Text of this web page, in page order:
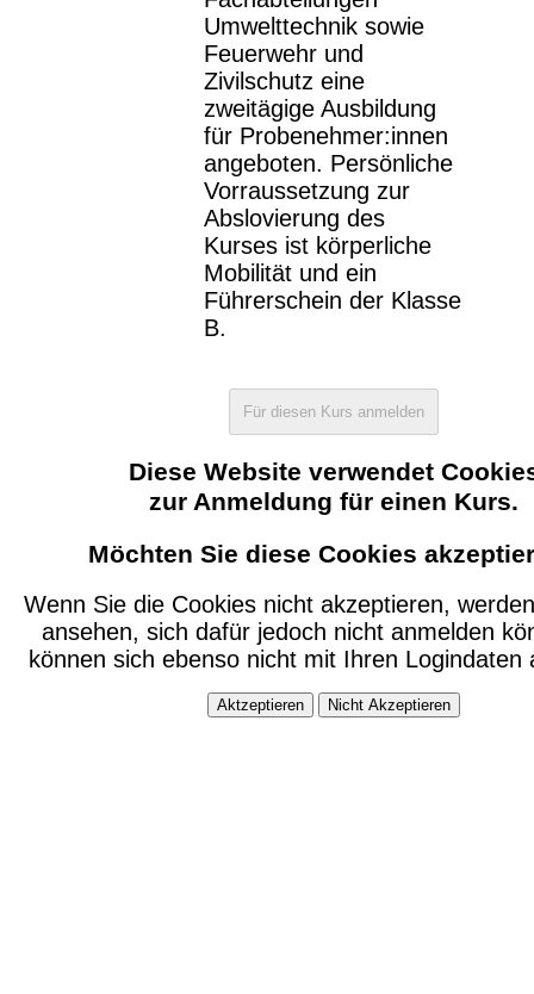
Umwelttechnik sowie
Feuerwehr und
Zivilschutz eine
zweitägige Ausbildung
für Probenehmer:innen
angeboten. Persönliche
Vorraussetzung zur
Abslovierung des
Kurses ist körperliche
Mobilität und ein
Führerschein der Klasse
B.
Diese Website verwendet
zur Anmeldung für einen Kurs.
Möchten Sie diese Cookies
Wenn Sie die Cookies nicht akzeptieren,
ansehen, sich dafür jedoch nicht anmelden
können sich ebenso nicht mit Ihren Logindaten
Aktzeptieren Nicht Akzeptieren